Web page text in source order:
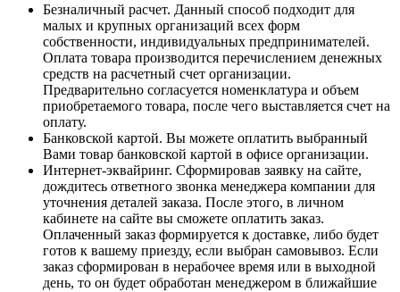
Безналичный расчет. Данный способ подходит для
малых и крупных организаций всех форм
собственности, индивидуальных предпринимателей.
Оплата товара производится перечислением денежных
средств на расчетный счет организации.
Предварительно согласуется номенклатура и объем
приобретаемого товара, после чего выставляется счет на
оплату.
Банковской картой. Вы можете оплатить выбранный
Вами товар банковской картой в офисе организации.
Интернет-эквайринг. Сформировав заявку на сайте,
дождитесь ответного звонка менеджера компании для
уточнения деталей заказа. После этого, в личном
кабинете на сайте вы сможете оплатить заказ.
Оплаченный заказ формируется к доставке, либо будет
готов к вашему приезду, если выбран самовывоз. Если
заказ сформирован в нерабочее время или в выходной
день, то он будет обработан менеджером в ближайшие